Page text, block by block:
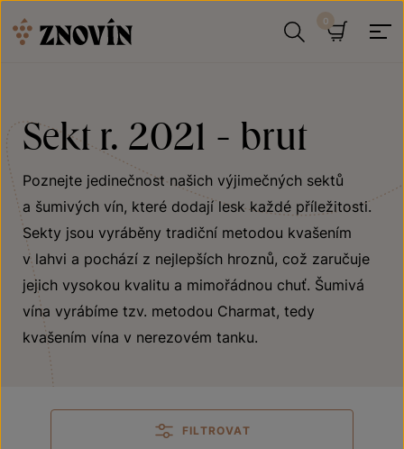
Sekt r. 2021 - brut
Poznejte jedinečnost našich výjimečných sektů
a šumivých vín, které dodají lesk každé příležitosti.
Sekty jsou vyráběny tradiční metodou kvašením
v lahvi a pochází z nejlepších hroznů, což zaručuje
jejich vysokou kvalitu a mimořádnou chuť. Šumivá
vína vyrábíme tzv. metodou Charmat, tedy
kvašením vína v nerezovém tanku.
FILTROVAT